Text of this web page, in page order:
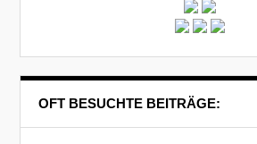
OFT BESUCHTE BEITRÄGE: